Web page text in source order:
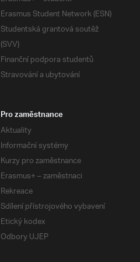
Erasmus Student Network (ESN)
Studentská grantová soutěž
(SVV)
Finanční podpora studentů
Stravování a ubytování
Pro zaměstnance
Aktuality
Informační systémy
Kurzy pro zaměstnance
Erasmus+ – zaměstnaci
Rekreace
Sdílení přístrojového vybavení
Etický kodex
Odbory UJEP